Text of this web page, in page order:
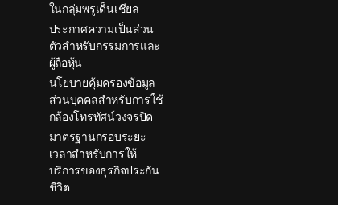
ในกลุ่มพรูเด็นเชียล
ประกาศความเป็นส่วน
ตัวสำหรับกรรมการและ
ผู้ถือหุ้น
นโยบายคุ้มครองข้อมูล
ส่วนบุคคลสำหรับการใช้
กล้องโทรทัศน์วงจรปิด
มาตรฐานกรอบระยะ
เวลาสำหรับการให้
บริการของธุรกิจประกัน
ชีวิต